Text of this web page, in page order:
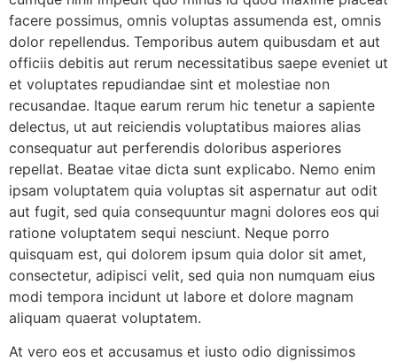
facere possimus, omnis voluptas assumenda est, omnis
dolor repellendus. Temporibus autem quibusdam et aut
officiis debitis aut rerum necessitatibus saepe eveniet ut
et voluptates repudiandae sint et molestiae non
recusandae. Itaque earum rerum hic tenetur a sapiente
delectus, ut aut reiciendis voluptatibus maiores alias
consequatur aut perferendis doloribus asperiores
repellat. Beatae vitae dicta sunt explicabo. Nemo enim
ipsam voluptatem quia voluptas sit aspernatur aut odit
aut fugit, sed quia consequuntur magni dolores eos qui
ratione voluptatem sequi nesciunt. Neque porro
quisquam est, qui dolorem ipsum quia dolor sit amet,
consectetur, adipisci velit, sed quia non numquam eius
modi tempora incidunt ut labore et dolore magnam
aliquam quaerat voluptatem.
At vero eos et accusamus et iusto odio dignissimos